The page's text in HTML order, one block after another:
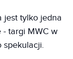
jest tylko jedna
- targi MWC w
spekulacji.